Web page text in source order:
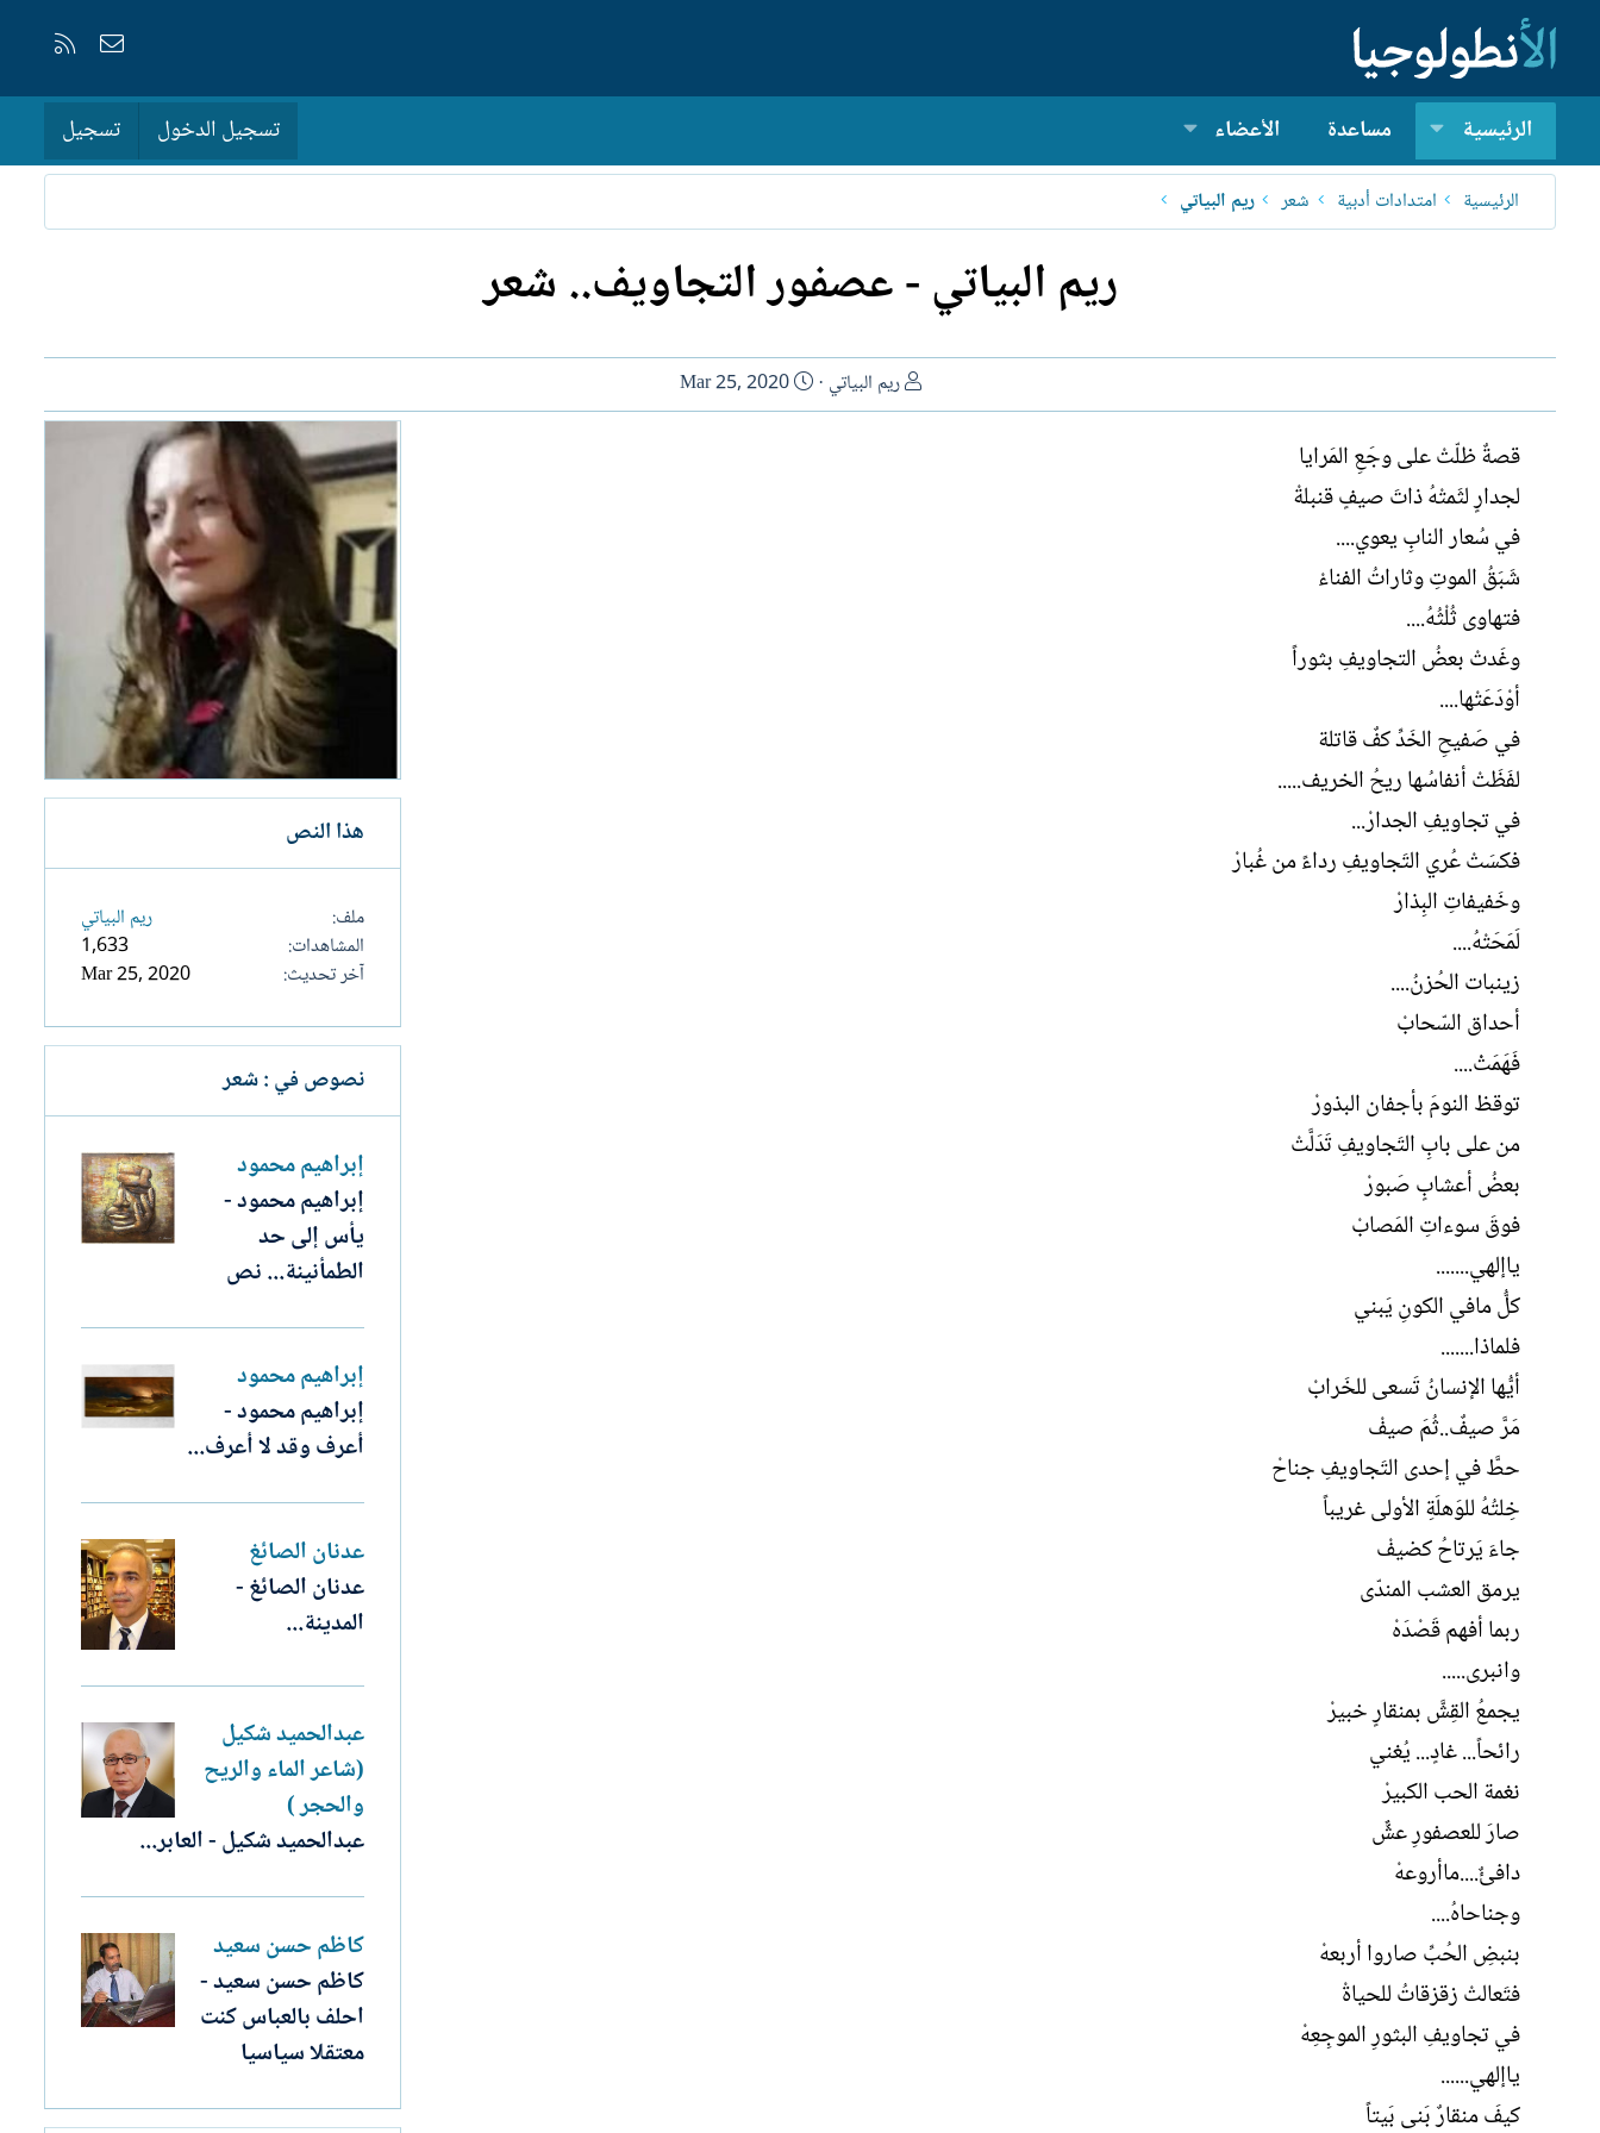
إتصل بنا
الرئيسية مساعدة الأعضاء تسجيل الدخول تسجيل
الرئيسية امتدادات أدبية شعر ريم البياتي
ريم البياتي - عصفور التجاويف.. شعر
ا
ل
ريم البياتي
ت
ا
Mar 25, 2020
قصةٌ ظلّتْ على وجَعِ المَرايا
لجدارٍ لثَمتْهُ ذاتَ صيفٍ قنبلةْ
في سُعار النابِ يعوي....
شَبَقُ الموتِ وثاراتُ الفناءْ
فتهاوى ثُلْثُهُ....
وغَدتْ بعضُ التجاويفِ بثوراً
أوْدَعَتْها....
في صَفيحِ الخَدِّ كفٌ قاتلة
لفَظَتْ أنفاسُها ريحُ الخريف.....
في تجاويفِ الجدارْ...
فكسَتْ عُري التَجاويفِ رداءً من غُبارْ
وخَفيفاتِ البِذارْ
لَمَحَتْهُ....
زينبات الحُزنُ....
أحداق السّحابْ
فَهَمَتْْ....
توقظ النومَ بأجفان البذورْ
من على بابِ التَجاويفِ تَدَلَّتْ
بعضُ أعشابٍ صَبورْ
فوقَ سوءاتِ المَصابْ
ياإلهي.......
كلُّ مافي الكونِ يَبني
فلماذا.......
أيُّها اﻹنسانُ تَسعى للخَرابْ
مَرَّ صيفٌ..ثُمَ صيفْ
حطَّ في إحدى التَجاويفِ جناحْ
خِلتُهُ للوَهلَةِ اﻷولى غريباً
جاءَ يَرتاحُ كضيفْ
يرمق العشب المندّى
ربما أفهم قَصْدَهْ
وانبرى.....
يجمعُ القِشَّ بمنقارٍ خبيرْ
رائحاً... غادٍ... يُغني
نغمة الحب الكبيرْ
صارَ للعصفورِ عشٌّ
دافئٌ....ماأروعهْ
وجناحاهُ....
بنبضِ الحُبِّ صاروا أربعهْ
فتَعالتْ زقزقاتُ للحياةْ
في تجاويفِ البثورِ الموجِعِهْ
ياإلهي......
كيفَ منقارٌ بَنى بَيتاً
هذا النص
ملف
ريم البياتي
المشاهدات
1,633
آخر تحديث
Mar 25, 2020
نصوص في : شعر
إبراهيم محمود
إبراهيم محمود -
يأس إلى حد
الطمأنينة... نص
إبراهيم محمود
إبراهيم محمود -
أعرف وقد لا أعرف...
عدنان الصائغ
عدنان الصائغ -
المدينة...
عبدالحميد شكيل
(شاعر الماء والريح
والحجر )
عبدالحميد شكيل - العابر...
كاظم حسن سعيد
كاظم حسن سعيد -
احلف بالعباس كنت
معتقلا سياسيا‏